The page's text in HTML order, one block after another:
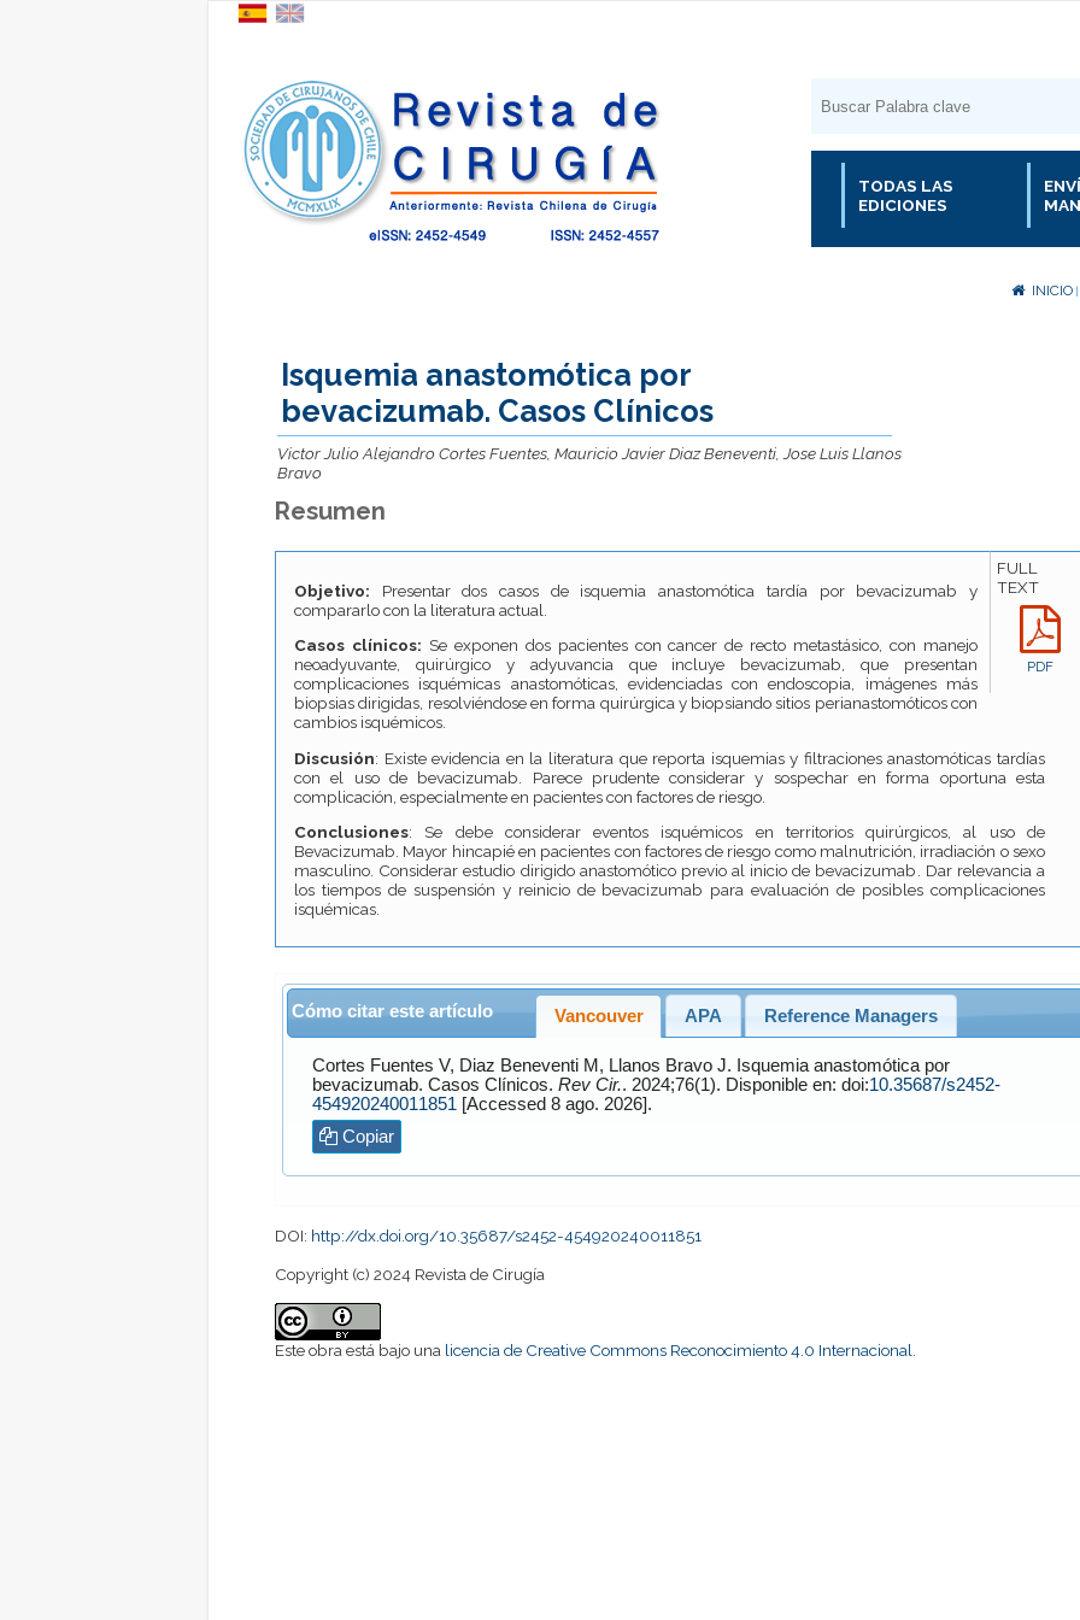
TODAS LAS
EDICIONES
INICIO
Isquemia anastomótica por
bevacizumab. Casos Clínicos
Victor Julio Alejandro Cortes Fuentes, Mauricio Javier Diaz Beneventi, Jose Luis Llanos
Bravo
Resumen
FULL
TEXT
PDF
Objetivo: Presentar dos casos de isquemia anastomótica tardía por bevacizumab y
compararlo con la literatura actual.
Casos clínicos: Se exponen dos pacientes con cancer de recto metastásico, con manejo
neoadyuvante, quirúrgico y adyuvancia que incluye bevacizumab, que presentan
complicaciones isquémicas anastomóticas, evidenciadas con endoscopia, imágenes más
biopsias dirigidas, resolviéndose en forma quirúrgica y biopsiando sitios perianastomóticos con
cambios isquémicos.
Discusión: Existe evidencia en la literatura que reporta isquemias y filtraciones anastomóticas tardías
con el uso de bevacizumab. Parece prudente considerar y sospechar en forma oportuna esta
complicación, especialmente en pacientes con factores de riesgo.
Conclusiones: Se debe considerar eventos isquémicos en territorios quirúrgicos, al uso de
Bevacizumab. Mayor hincapié en pacientes con factores de riesgo como malnutrición, irradiación o sexo
masculino. Considerar estudio dirigido anastomótico previo al inicio de bevacizumab. Dar relevancia a
los tiempos de suspensión y reinicio de bevacizumab para evaluación de posibles complicaciones
isquémicas.
Cómo citar este artículo Vancouver APA Reference Managers
Cortes Fuentes V, Diaz BeneventiM, Llanos BravoJ. Isquemia anastomótica por
bevacizumab. Casos Clínicos. Rev Cir. . 2024;76(1). Disponible en: doi:10.35687/s2452-
454920240011851
[Accessed 8 ago. 2026].
Copiar
DOI: http://dx.doi.org/10.35687/s2452-454920240011851
Copyright (c) 2024 Revista de Cirugía
Este obra está bajo una licencia de Creative Commons Reconocimiento 4.0 Internacional